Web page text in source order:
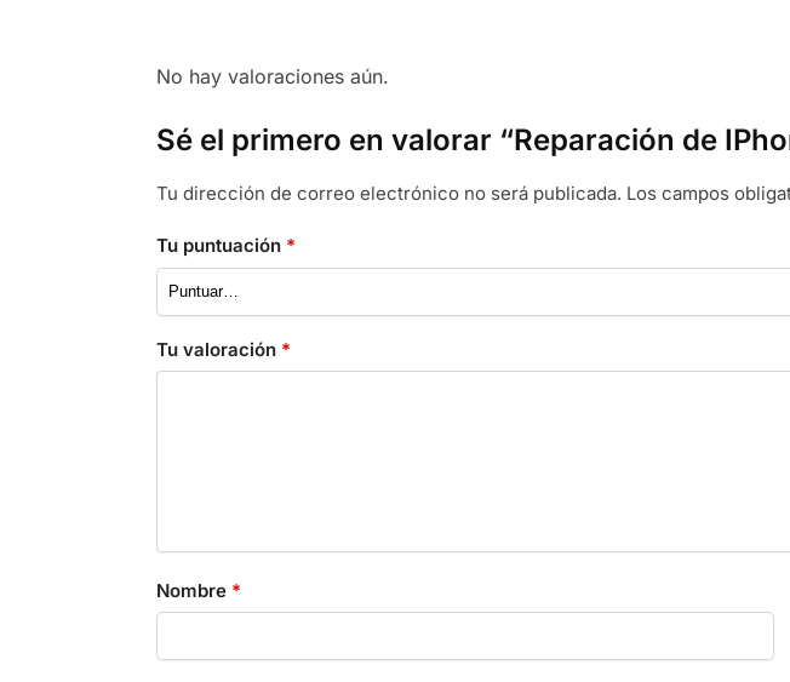
No hay valoraciones aún.
Sé el primero en valorar “Reparación de
Tu dirección de correo electrónico no será publicada. Los campos
Tu puntuación *
Tu valoración *
Nombre *